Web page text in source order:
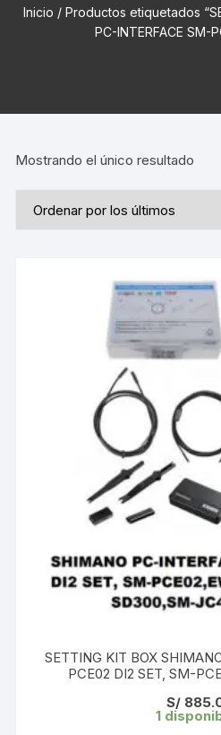
Inicio / Productos etiquetados
PC-INTERFACE SM-
Mostrando el único resultado
SETTING KIT BOX
PCE02 DI2 SET, SM-
S/
1